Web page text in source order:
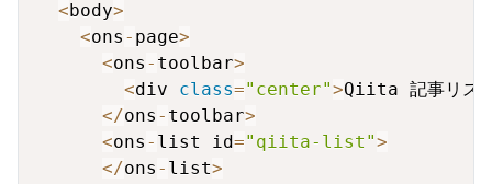
<body>
<ons - page>
<ons - toolbar>
<div class="center">Qiita 記事リス
</ons - toolbar>
<ons - list id="qiita-list">
</ons - list>